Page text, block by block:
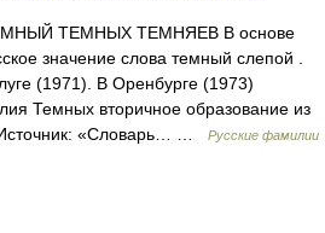
ТЕМНЫХ ТЕМНЯЕВ В основе
значение слова темный слепой .
(1971). В Оренбурге (1973)
Темных вторичное образование из
«Словарь… …
Русские фамилии